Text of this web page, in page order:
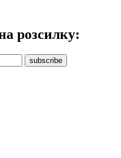
розсилку:
subscribe